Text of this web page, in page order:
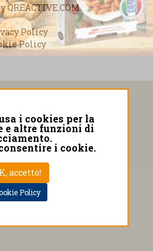
QREACTIVE.COM
Policy
Policy
i cookies per la
e altre funzioni di
i cookie.
accetto!
Policy